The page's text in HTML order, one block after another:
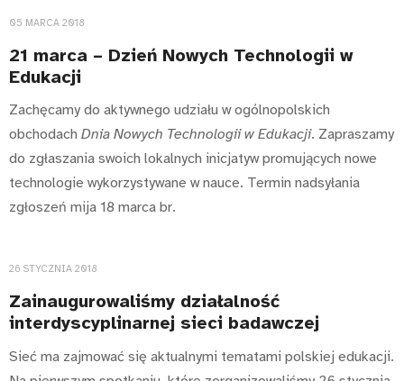
05 MARCA 2018
21 marca – Dzień Nowych Technologii w
Edukacji
Zachęcamy do aktywnego udziału w ogólnopolskich
obchodach Dnia Nowych Technologii w Edukacji. Zapraszamy
do zgłaszania swoich lokalnych inicjatyw promujących nowe
technologie wykorzystywane w nauce. Termin nadsyłania
zgłoszeń mija 18 marca br.
26 STYCZNIA 2018
Zainaugurowaliśmy działalność
interdyscyplinarnej sieci badawczej
Sieć ma zajmować się aktualnymi tematami polskiej edukacji.